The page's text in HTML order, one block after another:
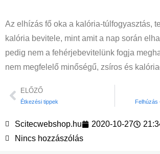
Az elhízás fő oka a kalória-túlfogyasztás,
kalória bevitele, mint amit a nap során
pedig nem a fehérjebevitelünk fogja
nem megfelelő minőségű, zsíros és
ELŐZŐ
Étkezési tippek Felhúzás
Scitecwebshop.hu 2020-10-27
Nincs hozzászólás